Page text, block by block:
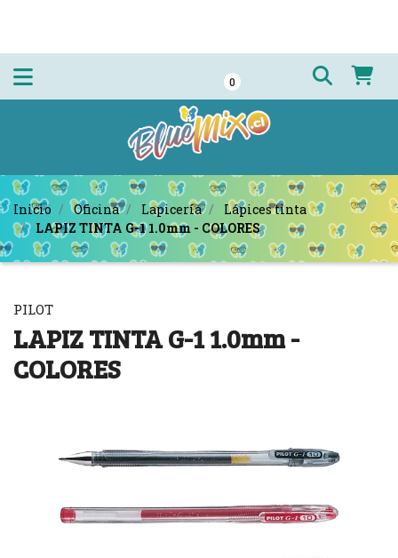
0
Inicio Oficina Lapicería
Lápices tinta
LAPIZ TINTA G-1 1.0mm - COLORES
PILOT
LAPIZ TINTA G-1 1.0mm -
COLORES